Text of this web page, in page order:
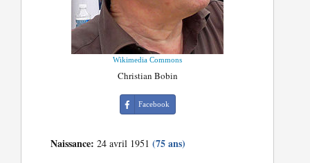
Wikimedia Commons
Christian Bobin
Facebook
Naissance: 24 avril 1951(75 ans)